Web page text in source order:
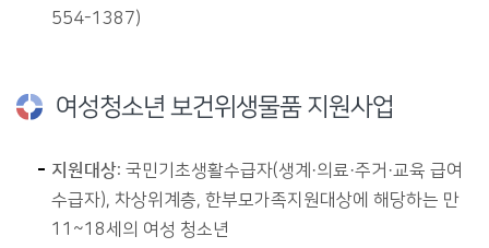
554-1387)
여성청소년 보건위생물품 지원사업
지원대상: 국민기초생활수급자(생계·의료·주거·교육 급여
수급자), 차상위계층, 한부모가족지원대상에 해당하는 만
11~18세의 여성 청소년